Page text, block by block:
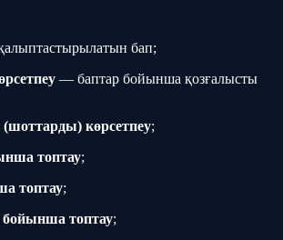
бап;
— баптар бойынша қозғалысты
көрсетпеу;
топтау;
топтау;
топтау;